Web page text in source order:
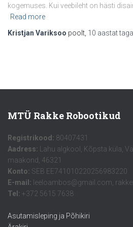
kogemuses. Kui veebileht on hästi
Read more
Kristjan Variksoo poolt, 10 aastat
MTÜ Rakke Robootikud
Registrikood: 80407431
Aadress: Lahu algkool, Kõpsta küla,
maakond, 46321
Konto: SEB EE741010220256983220
E-mail: leeloambos@gmail.com,
Tel: +372 5615 7638
Asutamisleping ja Põhikiri